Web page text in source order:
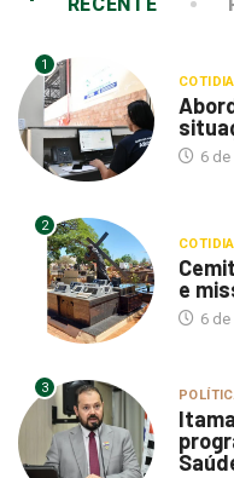
1
6
2
e
6
3